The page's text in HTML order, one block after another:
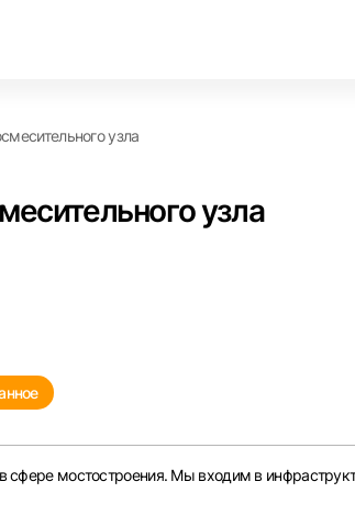
узла
узла
сфере мостостроения. Мы входим в